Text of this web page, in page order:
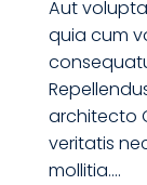
Aut
quia cum
architecto
veritatis
mollitia.…